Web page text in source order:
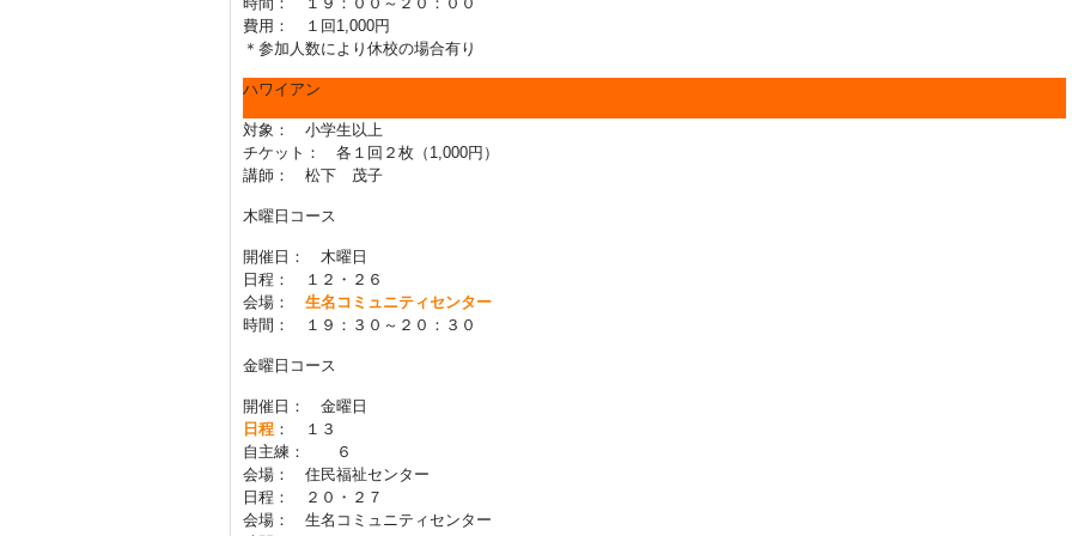
費用： １回1,000円
＊参加人数により休校の場合有り
ハワイアン
対象： 小学生以上
チケット： 各１回２枚（1,000円）
講師： 松下 茂子
木曜日コース
開催日： 木曜日
日程： １２・２６
会場： 生名コミュニティセンター
時間： １９：３０～２０：３０
金曜日コース
開催日： 金曜日
日程 ： １３
自主練： ６
会場： 住民福祉センター
日程： ２０・２７
会場： 生名コミュニティセンター